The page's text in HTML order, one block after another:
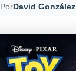
PorDavid González